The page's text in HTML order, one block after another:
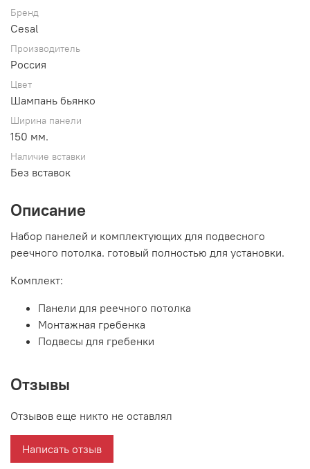
Бренд
Cesal
Производитель
Россия
Цвет
Шампань бьянко
Ширина панели
150 мм.
Наличие вставки
Без вставок
Описание
Набор панелей и комплектующих для подвесного
реечного потолка. готовый полностью для установки.
Комплект:
Панели для реечного потолка
Монтажная гребенка
Подвесы для гребенки
Отзывы
Отзывов еще никто не оставлял
Написать отзыв